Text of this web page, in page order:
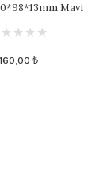
Mavi
160,00 ₺